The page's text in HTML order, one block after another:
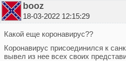
booz
18-03-2022 12:15:29
Какой еще коронавирус??
Коронавирус присоединился к
вывел из нее всех своих